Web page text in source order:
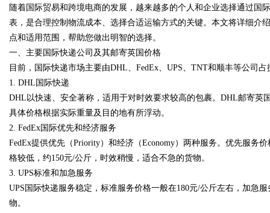
uz
!
随着国际贸易和跨境电商的发展，越来越多的个人和企业选择通过国
表，是合理控制物流成本、选择合适运输方式的关键。本文将详细介
点和适用范围，帮助您做出明智的选择。
一、主要国际快递公司及其邮寄英国价格
目前，国际快递市场主要由DHL、FedEx、UPS、TNT和顺丰等公司
1. DHL国际快递
DHL以快速、安全著称，适用于对时效要求较高的包裹。DHL邮寄英
具体价格根据实际重量及目的地有所浮动。
2. FedEx国际优先和经济服务
FedEx提供优先（Priority）和经济（Economy）两种服务。优先服务
格较低，约150元/公斤，时效稍慢，适合不急的货物。
3. UPS标准和加急服务
UPS国际快递服务稳定，标准服务价格一般在180元/公斤左右，加急
物。
析